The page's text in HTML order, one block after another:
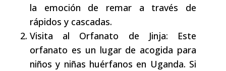
la emoción de remar a través de
rápidos y cascadas.
Visita al Orfanato de Jinja: Este
orfanato es un lugar de acogida para
niños y niñas huérfanos en Uganda. Si